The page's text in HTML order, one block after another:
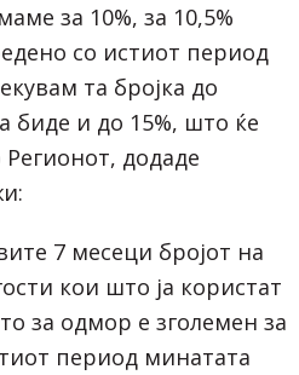
за 10%, за 10,5%
со истиот период
та бројка до
биде и до 15%, што ќе
Регионот, додаде
7 месеци бројот на
кои што ја користат
за одмор е зголемен за
период минатата